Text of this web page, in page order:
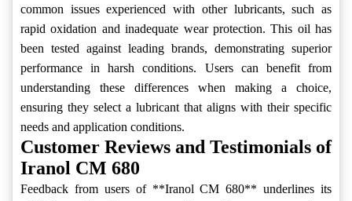
common issues experienced with other lubricants, such as
rapid oxidation and inadequate wear protection. This oil has
been tested against leading brands, demonstrating superior
performance in harsh conditions. Users can benefit from
understanding these differences when making a choice,
ensuring they select a lubricant that aligns with their specific
needs and application conditions.
Customer Reviews and Testimonials of
Iranol CM 680
Feedback from users of **Iranol CM 680** underlines its